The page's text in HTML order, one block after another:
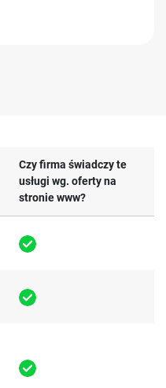
Czy firma świadczy te
usługi wg. oferty na
stronie www?